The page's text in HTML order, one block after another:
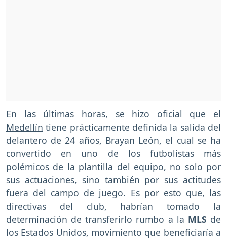
En las últimas horas, se hizo oficial que el
Medellín tiene prácticamente definida la salida del
delantero de 24 años, Brayan León, el cual se ha
convertido en uno de los futbolistas más
polémicos de la plantilla del equipo, no solo por
sus actuaciones, sino también por sus actitudes
fuera del campo de juego. Es por esto que, las
directivas del club, habrían tomado la
determinación de transferirlo rumbo a la MLS de
los Estados Unidos, movimiento que beneficiaría a